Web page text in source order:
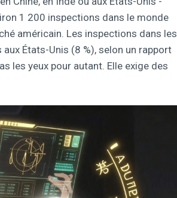
1 200 inspections dans le monde
américain. Les inspections dans les
États-Unis (8 %), selon un rapport
les yeux pour autant. Elle exige des